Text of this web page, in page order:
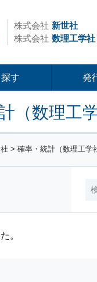
株式会社 新世社
株式会社 数理工学社
す 発
（数理工
> 確率・統計（数理工学
。